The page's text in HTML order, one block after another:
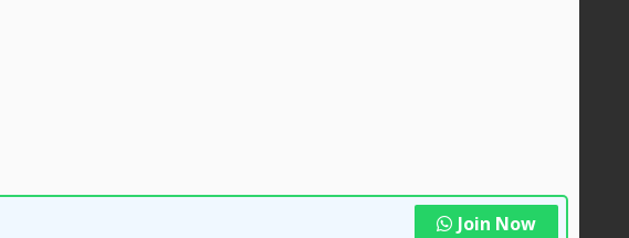
Join Now